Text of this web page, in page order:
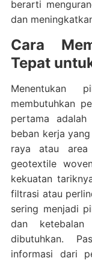
berarti
dan
Cara
Tepat
Menentukan
membutuhkan
pertama
beban kerja
raya atau area
geotextile
kekuatan
filtrasi atau
sering menjadi
dan
dibutuhkan.
informasi dari